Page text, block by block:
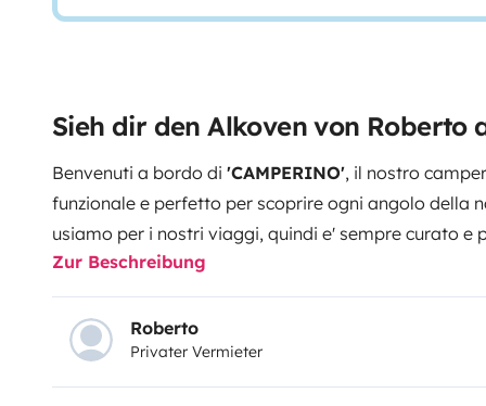
Sieh dir den Alkoven von Roberto
Benvenuti a bordo di 'CAMPERINO', il nostro
funzionale e perfetto per scoprire ogni angolo della
usiamo per i nostri viaggi, quindi e' sempre curato e
avventure!Inizia la stagione delle
occasione!! Perché sceglierlo :Solo6 metri di
parcheggiare.6 posti viaggianti omologati >
persone!!
Motore affidabile, guida fluida e consumi
mansardato, due letti a castello in coda e piccola
Zur Beschreibung
Roberto
Privater Vermieter